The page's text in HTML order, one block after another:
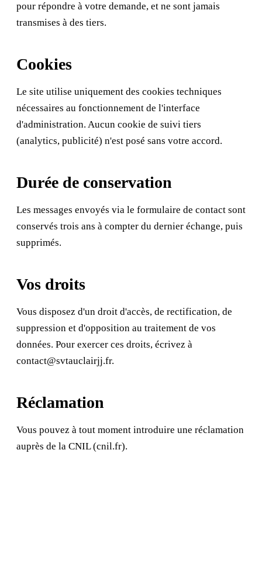
pour répondre à votre demande, et ne sont jamais
transmises à des tiers.
Cookies
Le site utilise uniquement des cookies techniques
nécessaires au fonctionnement de l'interface
d'administration. Aucun cookie de suivi tiers
(analytics, publicité) n'est posé sans votre accord.
Durée de conservation
Les messages envoyés via le formulaire de contact sont
conservés trois ans à compter du dernier échange, puis
supprimés.
Vos droits
Vous disposez d'un droit d'accès, de rectification, de
suppression et d'opposition au traitement de vos
données. Pour exercer ces droits, écrivez à
contact@svtauclairjj.fr.
Réclamation
Vous pouvez à tout moment introduire une réclamation
auprès de la CNIL (cnil.fr).